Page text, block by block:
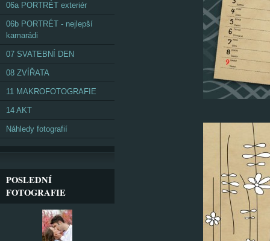
06a PORTRÉT exteriér
06b PORTRÉT - nejlepší
kamarádi
07 SVATEBNÍ DEN
08 ZVÍŘATA
11 MAKROFOTOGRAFIE
14 AKT
Náhledy fotografií
POSLEDNÍ
FOTOGRAFIE